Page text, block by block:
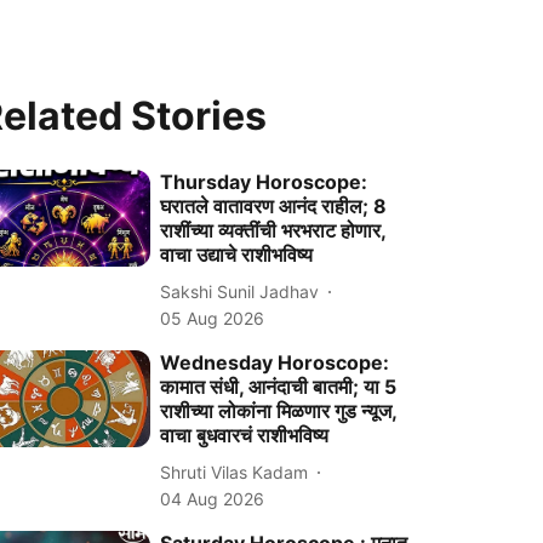
Stories
Thursday Horoscope:
घरातले वातावरण आनंद राहील; 8
राशींच्या व्यक्तींची भरभराट होणार,
वाचा उद्याचे राशीभविष्य
Sakshi Sunil Jadhav
05 Aug 2026
Wednesday Horoscope:
कामात संधी, आनंदाची बातमी; या 5
राशीच्या लोकांना मिळणार गुड न्यूज,
वाचा बुधवारचं राशीभविष्य
Shruti Vilas Kadam
04 Aug 2026